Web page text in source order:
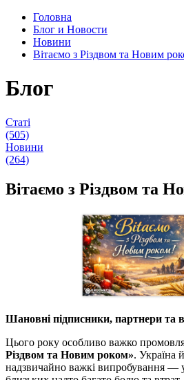
Головна
Блог и Новости
Новини
Вітаємо з Різдвом та Новим
Блог
Статі
(505)
Новини
(264)
Вітаємо з Різдвом та
Шановні підписники, партнери та
Цього року особливо важко
Різдвом та Новим роком». Україна
надзвичайно важкі випробування —